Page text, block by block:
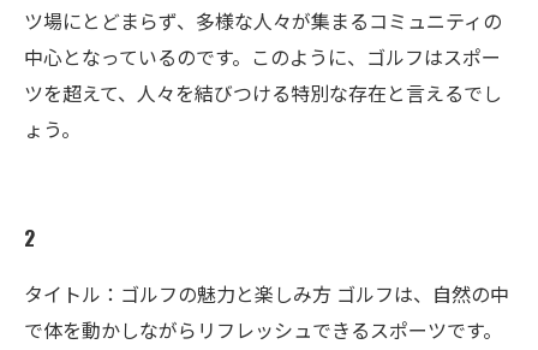
ツ場にとどまらず、多様な人々が集まるコミュニティの
中心となっているのです。このように、ゴルフはスポー
ツを超えて、人々を結びつける特別な存在と言えるでし
ょう。
2
タイトル：ゴルフの魅力と楽しみ方 ゴルフは、自然の中
で体を動かしながらリフレッシュできるスポーツです。